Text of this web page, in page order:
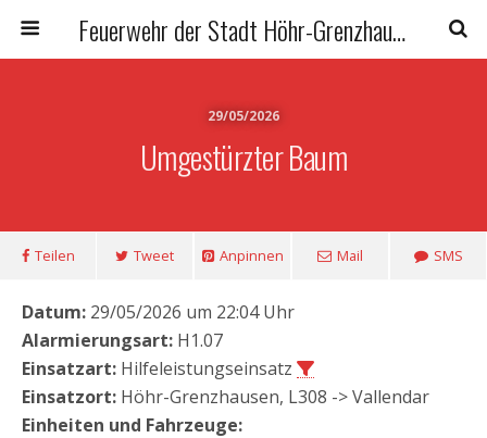
Feuerwehr der Stadt Höhr-Grenzhausen
29/05/2026
Umgestürzter Baum
Teilen Tweet Anpinnen Mail SMS
Datum: 29/05/2026 um 22:04 Uhr
Alarmierungsart: H1.07
Einsatzart: Hilfeleistungseinsatz
Einsatzort: Höhr-Grenzhausen, L308 -> Vallendar
Einheiten und Fahrzeuge: